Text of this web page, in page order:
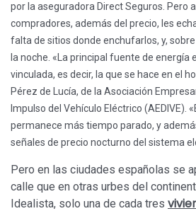
por la aseguradora Direct Seguros. Pero
compradores, además del precio, les
falta de sitios donde enchufarlos, y,
la noche. «La principal fuente de energía
vinculada, es decir, la que se hace en el
Pérez de Lucía, de la Asociación
Impulso del Vehículo Eléctrico (AEDIVE).
permanece más tiempo parado, y
señales de precio nocturno del sistema
Pero en las ciudades españolas se
calle que en otras urbes del
Idealista, solo una de cada tres